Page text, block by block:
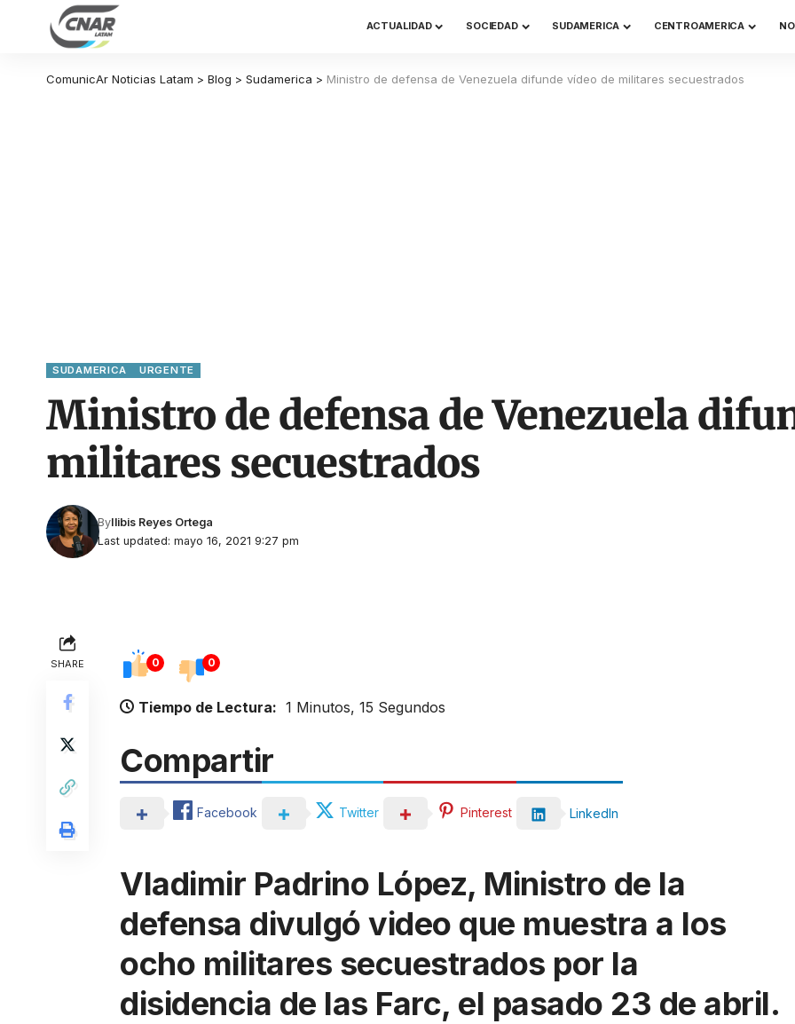
ACTUALIDAD SOCIEDAD SUDAMERICA CENTROAMERICA
ComunicAr Noticias Latam > Blog > Sudamerica > Ministro de defensa de Venezuela difunde vídeo de militares secuestrados
SUDAMERICA URGENTE
Ministro de defensa de Venezuela
militares secuestrados
Last updated: mayo 16, 2021 9:27 pm
ByIlibis Reyes Ortega
SHARE 0 0
Tiempo de Lectura: 1 Minutos, 15 Segundos
Compartir
Facebook Twitter Pinterest LinkedIn
Vladimir Padrino López, Ministro de la
defensa divulgó video que muestra a los
ocho militares secuestrados por la
disidencia de las Farc, el pasado 23 de abril.